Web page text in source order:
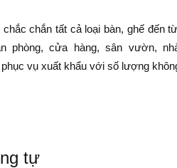
chắn tất cả loại bàn, ghế đến
phòng, cửa hàng, sân vườn,
vụ xuất khẩu với số lượng
tự